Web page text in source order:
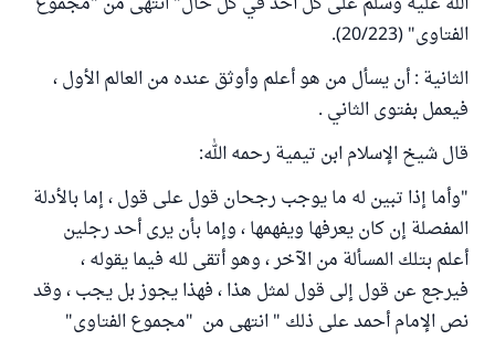
الفتاوى" (20/223).
الثانية : أن يسأل من هو أعلم وأوثق عنده من العالم الأول ،
فيعمل بفتوى الثاني .
قال شيخ الإسلام ابن تيمية رحمه الله:
"وأما إذا تبين له ما يوجب رجحان قول على قول ، إما بالأدلة
المفصلة إن كان يعرفها ويفهمها ، وإما بأن يرى أحد رجلين
أعلم بتلك المسألة من الآخر ، وهو أتقى لله فيما يقوله ،
فيرجع عن قول إلى قول لمثل هذا ، فهذا يجوز بل يجب ، وقد
نص الإمام أحمد على ذلك‏ " انتهى من "مجموع الفتاوى"